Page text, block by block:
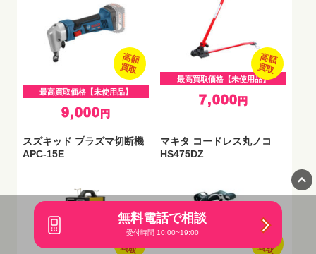
無料電話で相談
受付時間 10:00~19:00
最高買取価格【未使用品】
9,000 円
高額
買取
最高買取価格【未使用品】
7,000 円
高額
買取
スズキッド プラズマ切断機
APC-15E
高額
買取
マキタ コードレス丸ノコ
HS475DZ
買取